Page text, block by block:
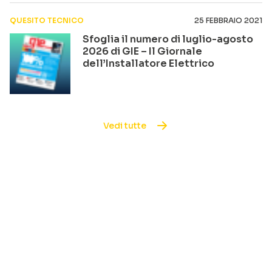
QUESITO TECNICO 25 FEBBRAIO 2021
Sfoglia il numero di luglio-agosto
2026 di GIE – Il Giornale
dell’Installatore Elettrico
Vedi tutte